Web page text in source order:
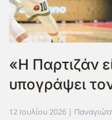
«Η Παρτιζάν
υπογράψει
12 Ιουλίου 2026 |